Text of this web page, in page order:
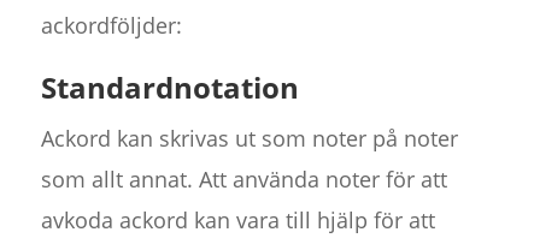
ackordföljder:
Standardnotation
Ackord kan skrivas ut som noter på noter
som allt annat. Att använda noter för att
avkoda ackord kan vara till hjälp för att